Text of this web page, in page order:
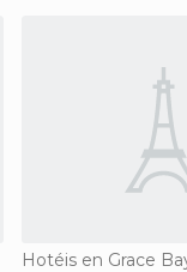
Hotéis en Grace